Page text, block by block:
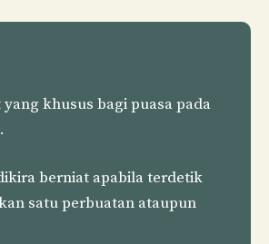
khusus bagi puasa pada
berniat apabila terdetik
satu perbuatan ataupun